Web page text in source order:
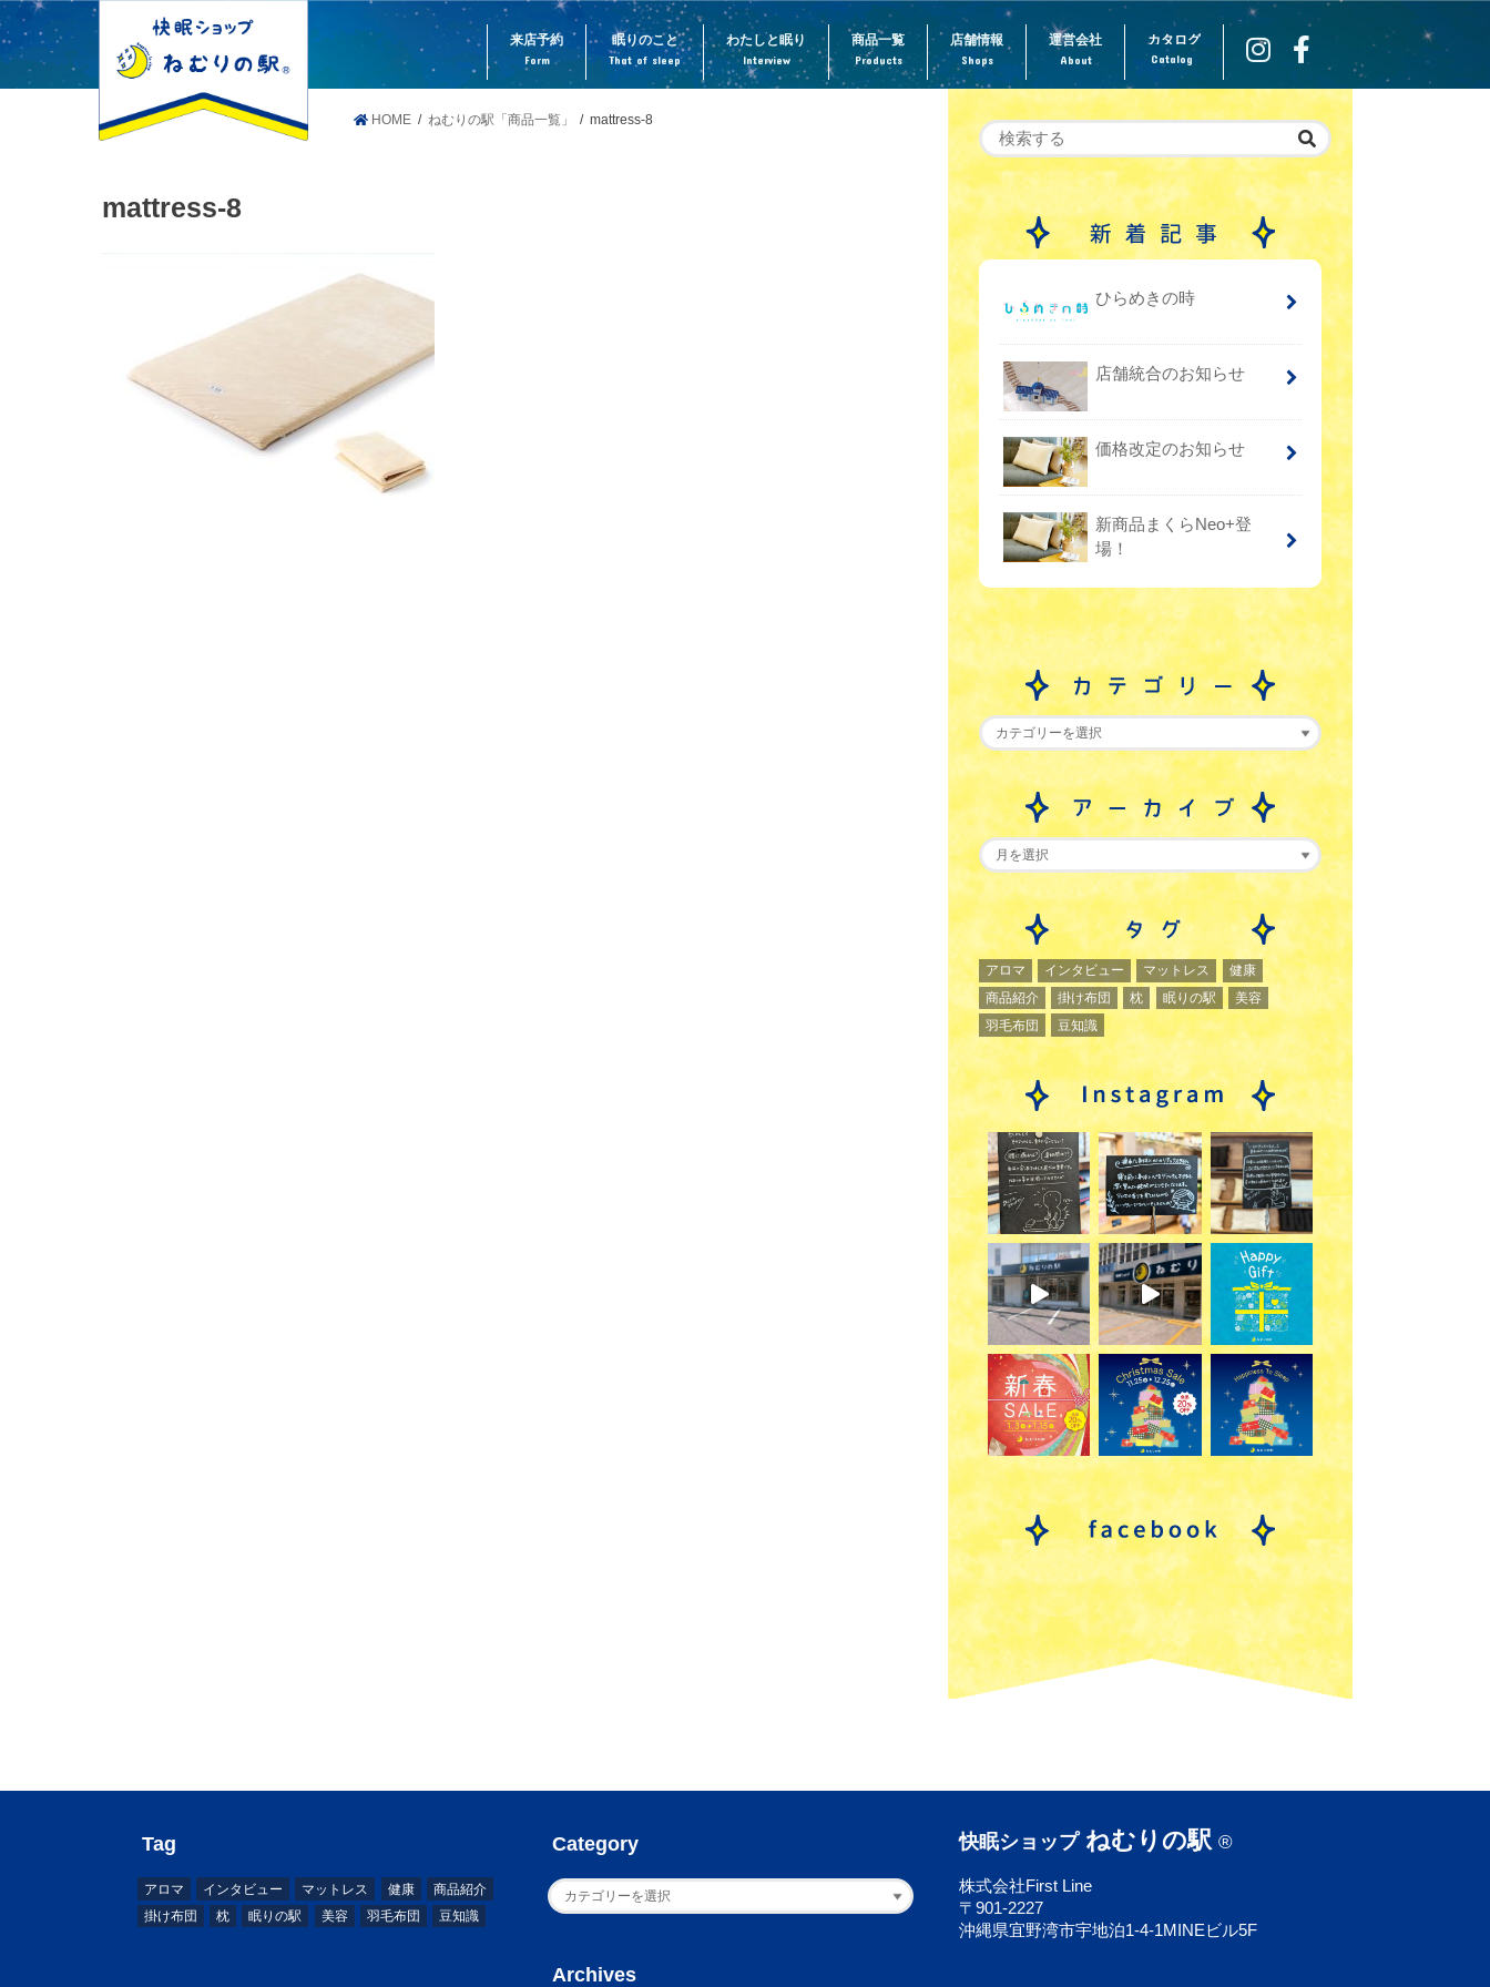
来店予約
Form
眠りのこと
That of sleep
わたしと眠り
Interview
商品一覧
Products
店舗情報
Shops
運営会社
About Catalog
カタログ
HOME ねむりの駅「商品一覧」 mattress-8
mattress-8
ひらめきの時
店舗統合のお知らせ
価格改定のお知らせ
新商品まくらNeo+登
場！
アロマ インタビュー マットレス
健康
商品紹介
掛け布団 枕 眠りの駅
美容
羽毛布団
豆知識
Tag
アロマ インタビュー マットレス 健康
商品紹介
掛け布団
枕 眠りの駅 美容 羽毛布団 豆知識
Category
Archives
快眠ショップねむりの駅 ®
株式会社First Line
〒901-2227
沖縄県宜野湾市宇地泊1-4-1MINEビル5F